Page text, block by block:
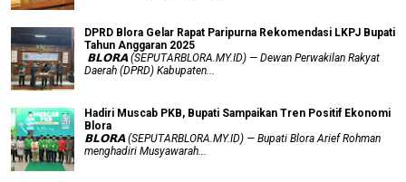
DPRD Blora Gelar Rapat Paripurna Rekomendasi LKPJ Bupati
Tahun Anggaran 2025
‎ 𝗕𝗟𝗢𝗥𝗔 (SEPUTARBLORA.MY.ID) — Dewan Perwakilan Rakyat
Daerah (DPRD) Kabupaten...
Hadiri Muscab PKB, Bupati Sampaikan Tren Positif Ekonomi
Blora
𝗕𝗟𝗢𝗥𝗔 (SEPUTARBLORA.MY.ID) — Bupati Blora Arief Rohman
menghadiri Musyawarah...